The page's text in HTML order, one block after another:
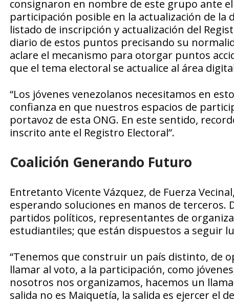
consignaron en nombre de este grupo ante
participación posible en la actualización de la
listado de inscripción y actualización del
diario de estos puntos precisando su
aclare el mecanismo para otorgar puntos
que el tema electoral se actualice al área
“Los jóvenes venezolanos necesitamos en
confianza en que nuestros espacios de
portavoz de esta ONG. En este sentido,
inscrito ante el Registro Electoral”.
Coalición Generando Futuro
Entretanto Vicente Vázquez, de Fuerza
esperando soluciones en manos de terceros.
partidos políticos, representantes de
estudiantiles; que están dispuestos a seguir
“Tenemos que construir un país distinto, de
llamar al voto, a la participación, como
nosotros nos organizamos, hacemos un
salida no es Maiquetía, la salida es ejercer el